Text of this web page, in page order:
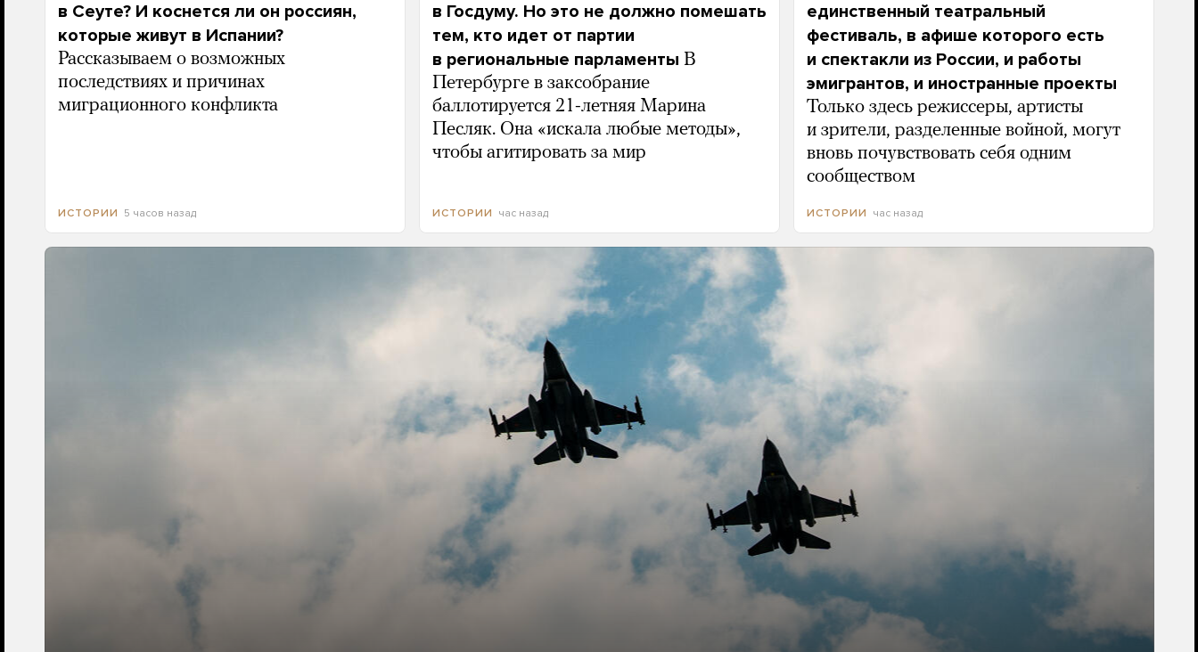
в Сеуте? И коснется ли он россиян,
которые живут в Испании?
Рассказываем о возможных
последствиях и причинах
миграционного конфликта
ИСТОРИИ 5 часов назад
в Госдуму. Но это не должно помешать
тем, кто идет от партии
в региональные парламенты В
Петербурге в заксобрание
баллотируется 21-летняя Марина
Песляк. Она «искала любые методы»,
чтобы агитировать за мир
ИСТОРИИ час назад
единственный театральный
фестиваль, в афише которого есть
и спектакли из России, и работы
эмигрантов, и иностранные проекты
Только здесь режиссеры, артисты
и зрители, разделенные войной, могут
вновь почувствовать себя одним
сообществом
ИСТОРИИ час назад